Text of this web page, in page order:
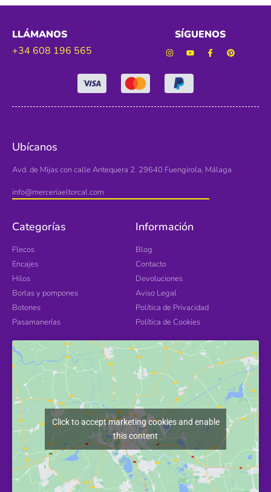
LLÁMANOS
+34 608 196 565
SÍGUENOS
Ubícanos
Avd. de Mijas con calle Antequera 2. 29640 Fuengirola, Málaga
info@merceriaeltorcal.com
Categorías
Flecos
Encajes
Hilos
Borlas y pompones
Botones
Pasamanerías
Información
Blog
Contacto
Devoluciones
Aviso Legal
Política de Privacidad
Política de Cookies
Click to accept marketing cookies and enable
this content